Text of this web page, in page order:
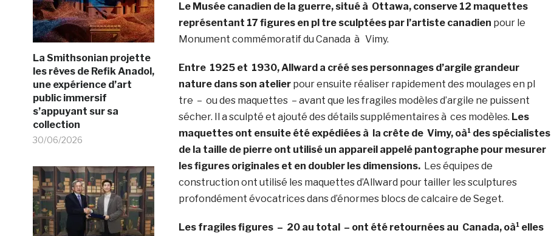
La Smithsonian projette
les rêves de Refik Anadol,
une expérience d’art
public immersif
s’appuyant sur sa
collection
30/06/2026
Le Musée canadien de la guerre, situé à Ottawa, conserve 12 maquettes
représentant 17 figures en pl tre sculptées par l’artiste canadien pour le
Monument commémoratif du Canada à Vimy.
Entre 1925 et 1930, Allward a créé ses personnages d’argile grandeur
nature dans son atelierpour ensuite réaliser rapidement des moulages en pl
tre – ou des maquettes – avant que les fragiles modèles d’argile ne puissent
sécher. Il a sculpté et ajouté des détails supplémentaires à ces modèles. Les
maquettes ont ensuite été expédiées à la crête de Vimy, oà¹ des spécialistes
de la taille de pierre ont utilisé un appareil appelé pantographe pour mesurer
les figures originales et en doubler les dimensions. Les équipes de
construction ont utilisé les maquettes d’Allward pour tailler les sculptures
profondément évocatrices dans d’énormes blocs de calcaire de Seget.
Les fragiles figures – 20 au total – ont été retournées au Canada, oà¹ elles